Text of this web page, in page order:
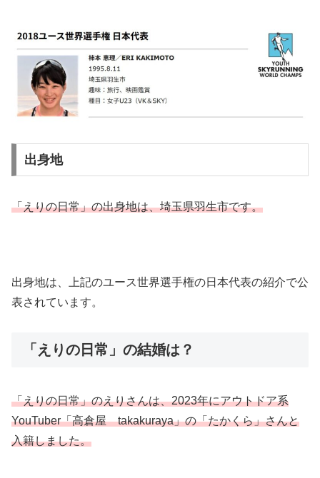
出身地
「えりの日常」の出身地は、埼玉県羽生市です。
出身地は、上記のユース世界選手権の日本代表の紹介で公
表されています。
「えりの日常」の結婚は？
「えりの日常」のえりさんは、2023年にアウトドア系
YouTuber「高倉屋 takakuraya」の「たかくら」さんと
入籍しました。